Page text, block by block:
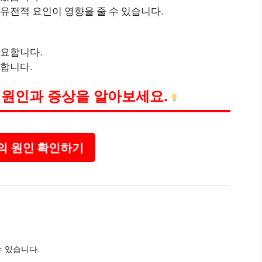
전적 요인이 영향을 줄 수 있습니다.
합니다.
니다.
인과 증상을 알아보세요.
원인 확인하기
있습니다.